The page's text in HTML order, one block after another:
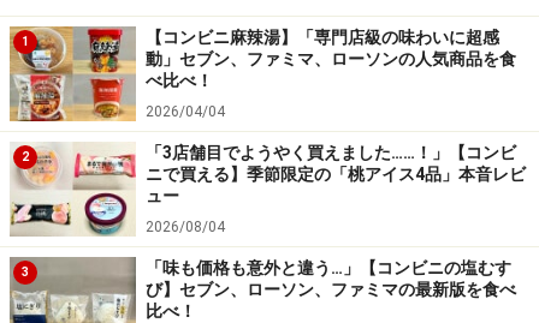
1
【コンビニ麻辣湯】「専門店級の味わいに超感
動」セブン、ファミマ、ローソンの人気商品を食
べ比べ！
2026/04/04
2
「3店舗目でようやく買えました……！」【コンビ
ニで買える】季節限定の「桃アイス4品」本音レビ
ュー
2026/08/04
3
「味も価格も意外と違う…」【コンビニの塩むす
び】セブン、ローソン、ファミマの最新版を食べ
比べ！